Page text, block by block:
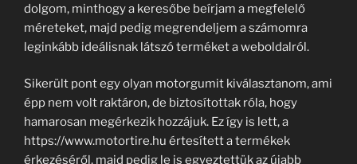
dolgom, minthogy a keresőbe beírjam a megfelelő
méreteket, majd pedig megrendeljem a számomra
leginkább ideálisnak látszó terméket a weboldalról.
Sikerült pont egy olyan motorgumit kiválasztanom, ami
épp nem volt raktáron, de biztosítottak róla, hogy
hamarosan megérkezik hozzájuk. Ez így is lett, a
https://www.motortire.hu értesített a termékek
érkezéséről, majd pedig le is egyeztettük az újabb